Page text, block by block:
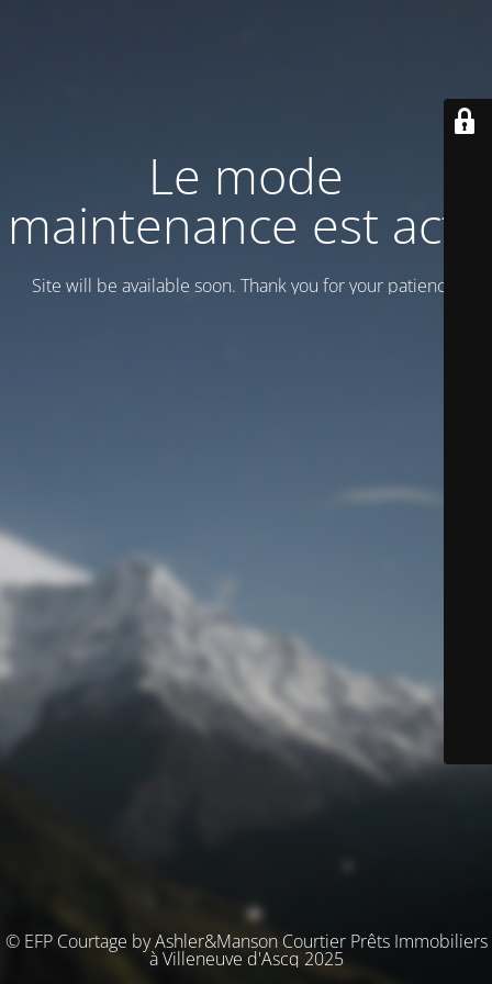
Le mode
maintenance est actif
Site will be available soon. Thank you for your patience!
© EFP Courtage by Ashler&Manson Courtier Prêts Immobiliers
à Villeneuve d'Ascq 2025